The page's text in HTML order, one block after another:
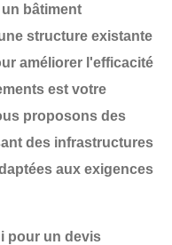
bâtiment
structure existante
améliorer l'efficacité
est votre
proposons des
des infrastructures
aux exigences
pour un devis